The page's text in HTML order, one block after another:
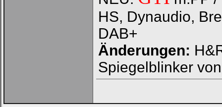
HS, Dynaudio,
DAB+
Änderungen:
Spiegelblinker